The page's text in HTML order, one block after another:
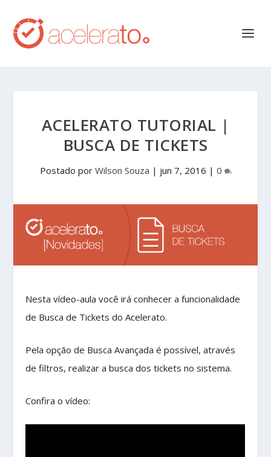
ACELERATO TUTORIAL |
BUSCA DE TICKETS
Postado por Wilson Souza | jun 7, 2016 | 0
Nesta vídeo-aula você irá conhecer a funcionalidade
de Busca de Tickets do Acelerato.
Pela opção de Busca Avançada é possível, através
de filtros, realizar a busca dos tickets no sistema.
Confira o vídeo: